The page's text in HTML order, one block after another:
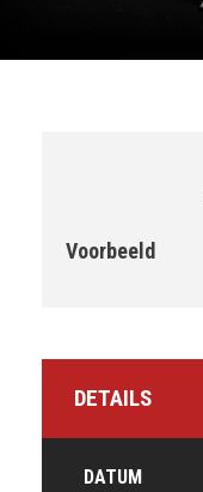
Voorbeeld
DETAILS
DATUM